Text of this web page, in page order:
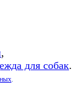
,
для собак.
.